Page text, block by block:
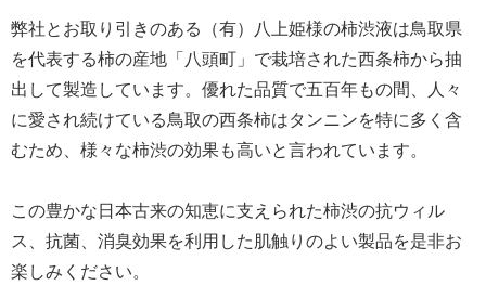
弊社とお取り引きのある（有）八上姫様の柿渋液は鳥取県
を代表する柿の産地「八頭町」で栽培された西条柿から抽
出して製造しています。優れた品質で五百年もの間、人々
に愛され続けている鳥取の西条柿はタンニンを特に多く含
むため、様々な柿渋の効果も高いと言われています。
この豊かな日本古来の知恵に支えられた柿渋の抗ウィル
ス、抗菌、消臭効果を利用した肌触りのよい製品を是非お
楽しみください。